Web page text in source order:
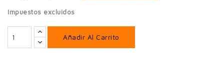
Impuestos excluidos
Añadir Al Carrito